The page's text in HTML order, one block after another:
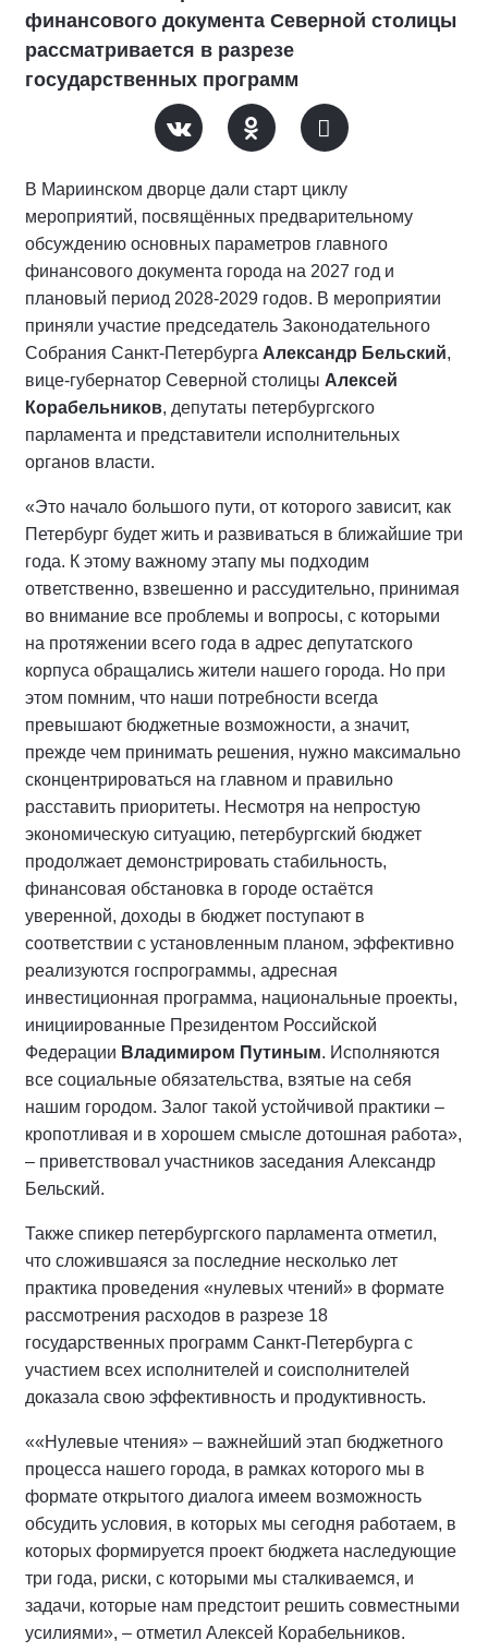
финансового документа Северной столицы
рассматривается в разрезе
государственных программ
В Мариинском дворце дали старт циклу
мероприятий, посвящённых предварительному
обсуждению основных параметров главного
финансового документа города на 2027 год и
плановый период 2028-2029 годов. В мероприятии
приняли участие председатель Законодательного
Собрания Санкт-Петербурга Александр Бельский,
вице-губернатор Северной столицы Алексей
Корабельников, депутаты петербургского
парламента и представители исполнительных
органов власти.
«Это начало большого пути, от которого зависит, как
Петербург будет жить и развиваться в ближайшие три
года. К этому важному этапу мы подходим
ответственно, взвешенно и рассудительно, принимая
во внимание все проблемы и вопросы, с которыми
на протяжении всего года в адрес депутатского
корпуса обращались жители нашего города. Но при
этом помним, что наши потребности всегда
превышают бюджетные возможности, а значит,
прежде чем принимать решения, нужно максимально
сконцентрироваться на главном и правильно
расставить приоритеты. Несмотря на непростую
экономическую ситуацию, петербургский бюджет
продолжает демонстрировать стабильность,
финансовая обстановка в городе остаётся
уверенной, доходы в бюджет поступают в
соответствии с установленным планом, эффективно
реализуются госпрограммы, адресная
инвестиционная программа, национальные проекты,
инициированные Президентом Российской
Федерации Владимиром Путиным. Исполняются
все социальные обязательства, взятые на себя
нашим городом. Залог такой устойчивой практики –
кропотливая и в хорошем смысле дотошная работа»,
– приветствовал участников заседания Александр
Бельский.
Также спикер петербургского парламента отметил,
что сложившаяся за последние несколько лет
практика проведения «нулевых чтений» в формате
рассмотрения расходов в разрезе 18
государственных программ Санкт-Петербурга с
участием всех исполнителей и соисполнителей
доказала свою эффективность и продуктивность.
««Нулевые чтения» – важнейший этап бюджетного
процесса нашего города, в рамках которого мы в
формате открытого диалога имеем возможность
обсудить условия, в которых мы сегодня работаем, в
которых формируется проект бюджета наследующие
три года, риски, с которыми мы сталкиваемся, и
задачи, которые нам предстоит решить совместными
усилиями», – отметил Алексей Корабельников.